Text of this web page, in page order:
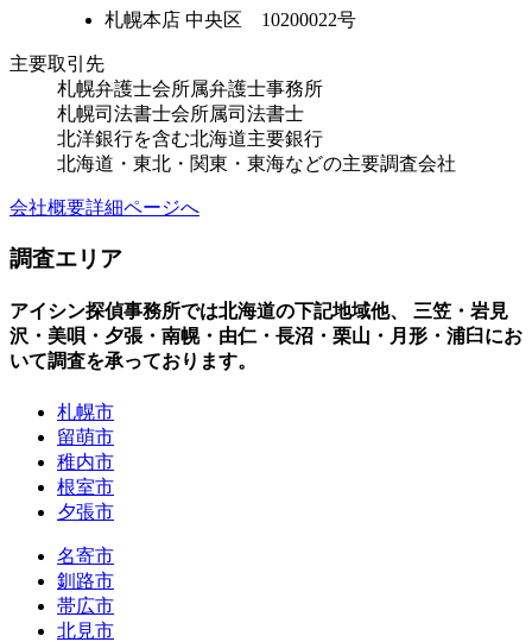
札幌本店 中央区 10200022号
主要取引先
札幌弁護士会所属弁護士事務所
札幌司法書士会所属司法書士
北洋銀行を含む北海道主要銀行
北海道・東北・関東・東海などの主要調査会社
会社概要詳細ページへ
調査エリア
アイシン探偵事務所では北海道の下記地域他、 三笠・岩見
沢・美唄・夕張・南幌・由仁・長沼・栗山・月形・浦臼にお
いて調査を承っております。
札幌市
留萌市
稚内市
根室市
夕張市
名寄市
釧路市
帯広市
北見市